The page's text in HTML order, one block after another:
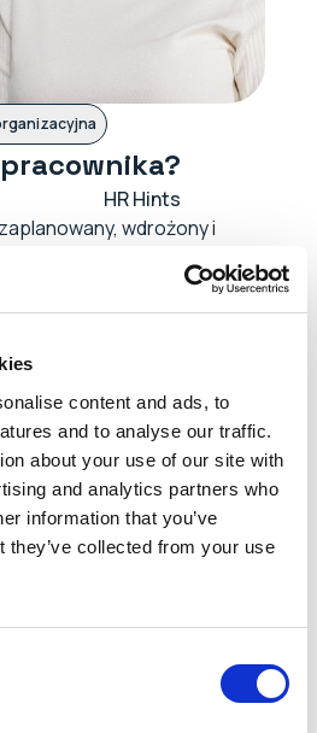
content and ads, to
and to analyse our traffic.
about your use of our site with
and analytics partners who
information that you’ve
they’ve collected from your use
HR Hints
wdrożony i
ten proces
szacunku dla
pozostających w
jak Katarzyna
of People & Culture, wspiera
procesie zwalniania